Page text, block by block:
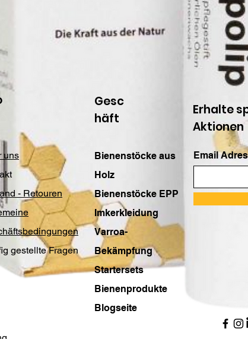
uns
- Retouren
gestellte Fragen
Gesc
häft
Bienenstöcke aus
Holz
Bienenstöcke EPP
Imkerkleidung
Varroa-
Bekämpfung
Startersets
Bienenprodukte
Blogseite
Erhalte
Aktionen
Email